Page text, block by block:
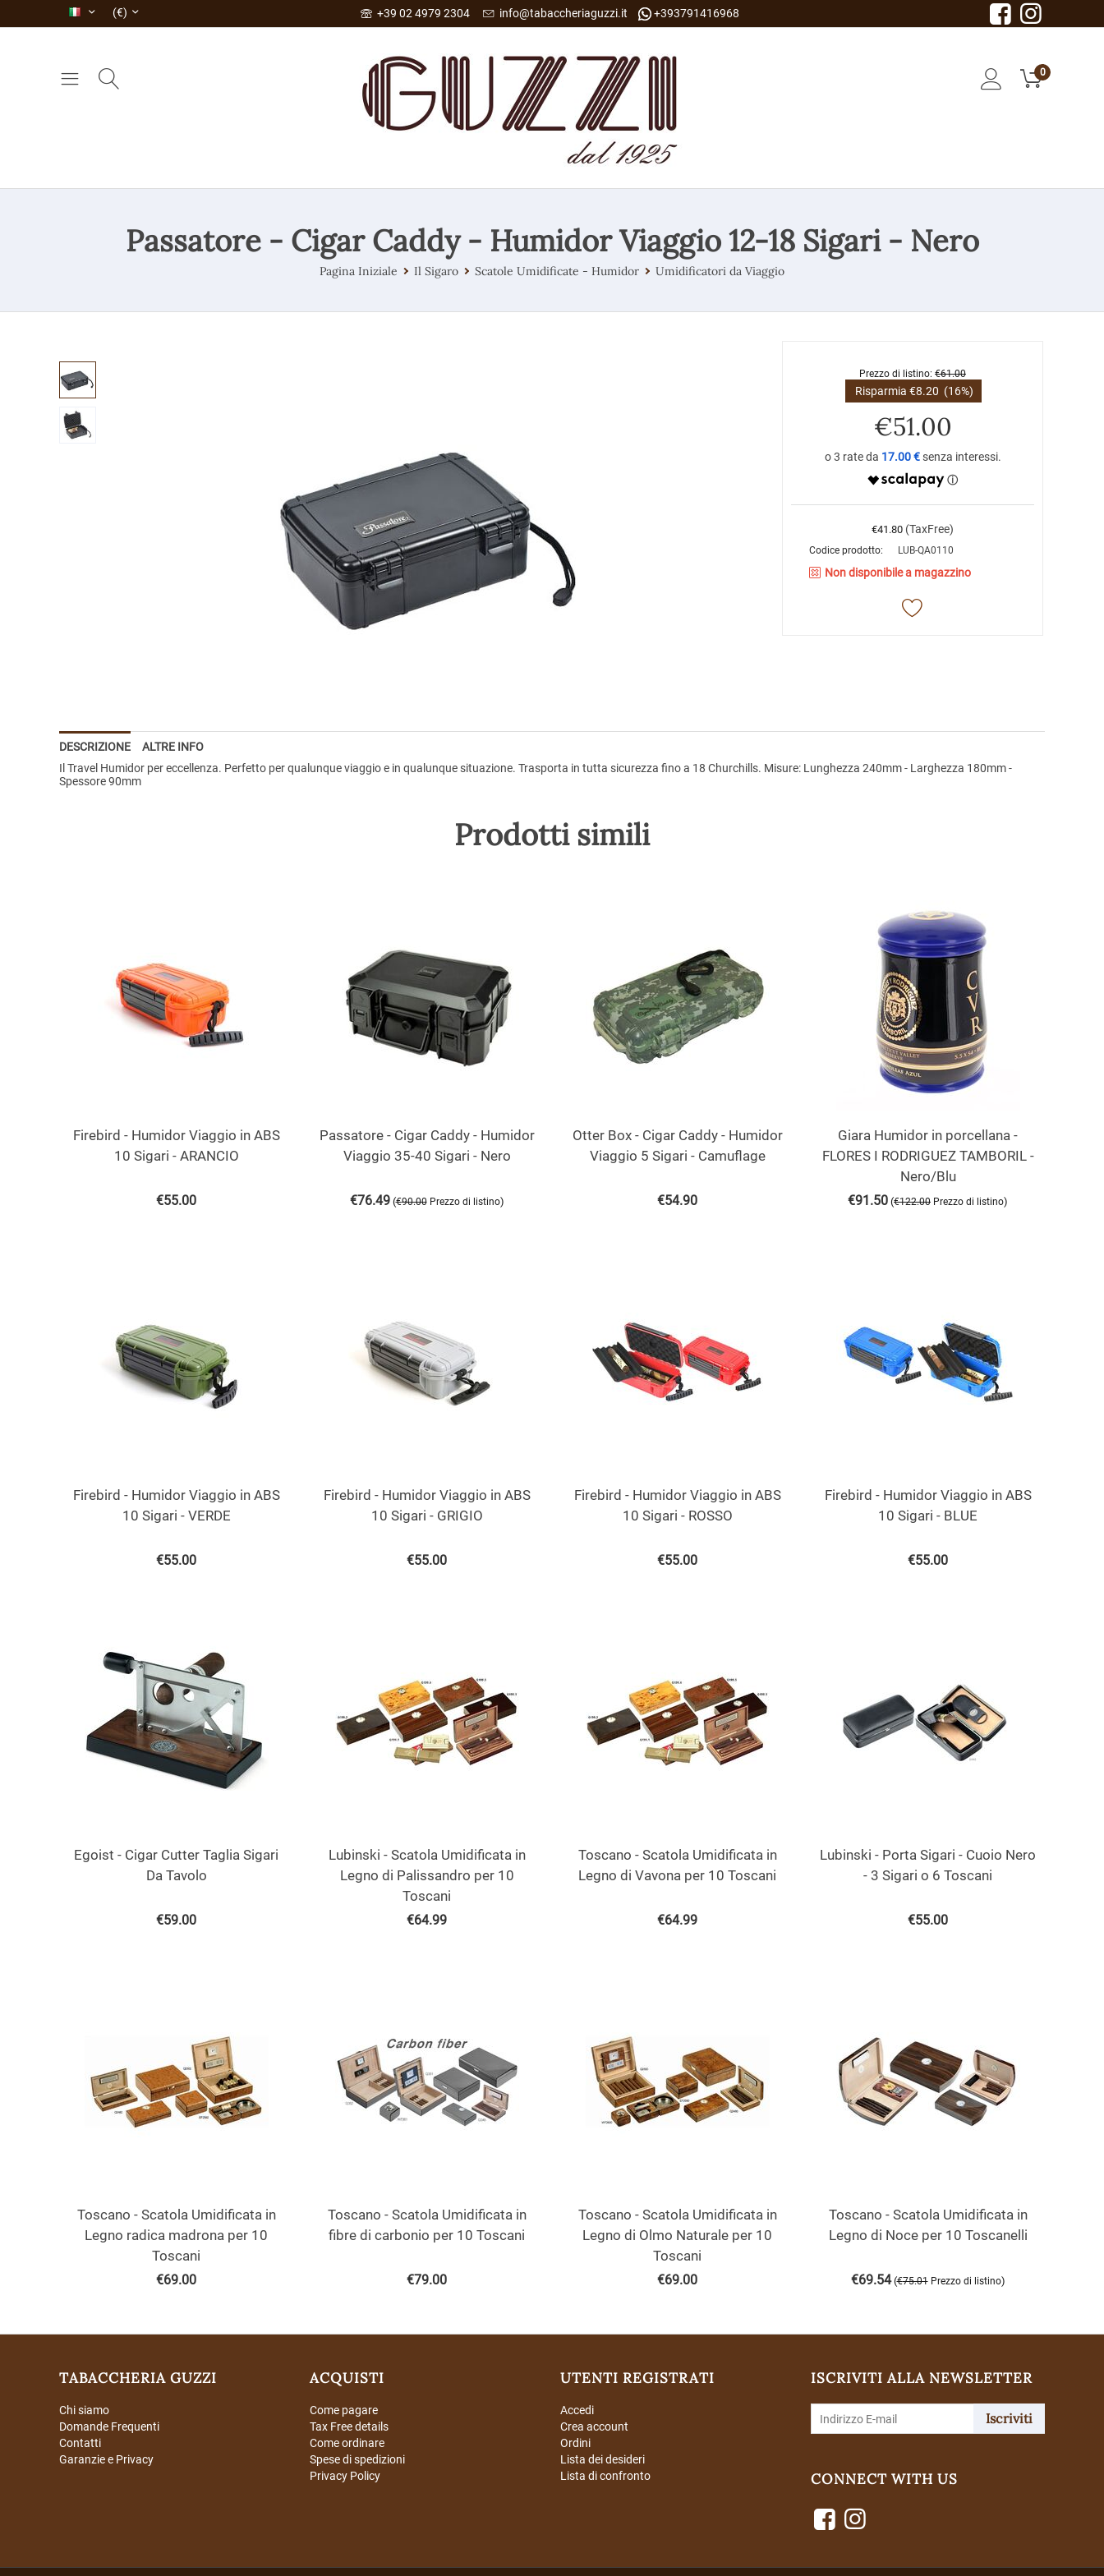
(€) +39 02 4979 2304 info@tabaccheriaguzzi.it +393791416968
0
Passatore - Cigar Caddy - Humidor Viaggio 12-18 Sigari - Nero
Pagina Iniziale Il Sigaro Scatole Umidificate - Humidor Umidificatori da Viaggio
Prezzo di listino: €61.00
Risparmia €8.20 (16%)
€51.00
17.00 €
€41.80 (TaxFree)
Codice prodotto: LUB-QA0110
Non disponibile a magazzino
DESCRIZIONE
ALTRE INFO
Il Travel Humidor per eccellenza. Perfetto per qualunque viaggio e in qualunque situazione. Trasporta in tutta sicurezza fino a 18 Churchills. Misure: Lunghezza 240mm - Larghezza 180mm -
Spessore 90mm
Prodotti simili
Firebird - Humidor Viaggio in ABS
10 Sigari - ARANCIO
€55.00
Passatore - Cigar Caddy - Humidor
Viaggio 35-40 Sigari - Nero
€76.49 (€90.00 Prezzo di listino)
Otter Box - Cigar Caddy - Humidor
Viaggio 5 Sigari - Camuflage
€54.90
Giara Humidor in porcellana -
FLORES I RODRIGUEZ TAMBORIL -
Nero/Blu
€91.50 (€122.00 Prezzo di listino)
Firebird - Humidor Viaggio in ABS
10 Sigari - VERDE
€55.00
Firebird - Humidor Viaggio in ABS
10 Sigari - GRIGIO
€55.00
Firebird - Humidor Viaggio in ABS
10 Sigari - ROSSO
€55.00
Firebird - Humidor Viaggio in ABS
10 Sigari - BLUE
€55.00
Egoist - Cigar Cutter Taglia Sigari
Da Tavolo
€59.00
Lubinski - Scatola Umidificata in
Legno di Palissandro per 10
Toscani
€64.99
Toscano - Scatola Umidificata in
Legno di Vavona per 10 Toscani
€64.99
Lubinski - Porta Sigari - Cuoio Nero
- 3 Sigari o 6 Toscani
€55.00
Toscano - Scatola Umidificata in
Legno radica madrona per 10
Toscani
€69.00
Toscano - Scatola Umidificata in
fibre di carbonio per 10 Toscani
€79.00
Toscano - Scatola Umidificata in
Legno di Olmo Naturale per 10
Toscani
€69.00
Toscano - Scatola Umidificata in
Legno di Noce per 10 Toscanelli
€69.54 (€75.01 Prezzo di listino)
TABACCHERIA GUZZI
Chi siamo
Domande Frequenti
Contatti
Garanzie e Privacy
ACQUISTI
Come pagare
Tax Free details
Come ordinare
Spese di spedizioni
Privacy Policy
UTENTI REGISTRATI
Accedi
Crea account
Ordini
Lista dei desideri
Lista di confronto
ISCRIVITI ALLA NEWSLETTER
Iscriviti
CONNECT WITH US